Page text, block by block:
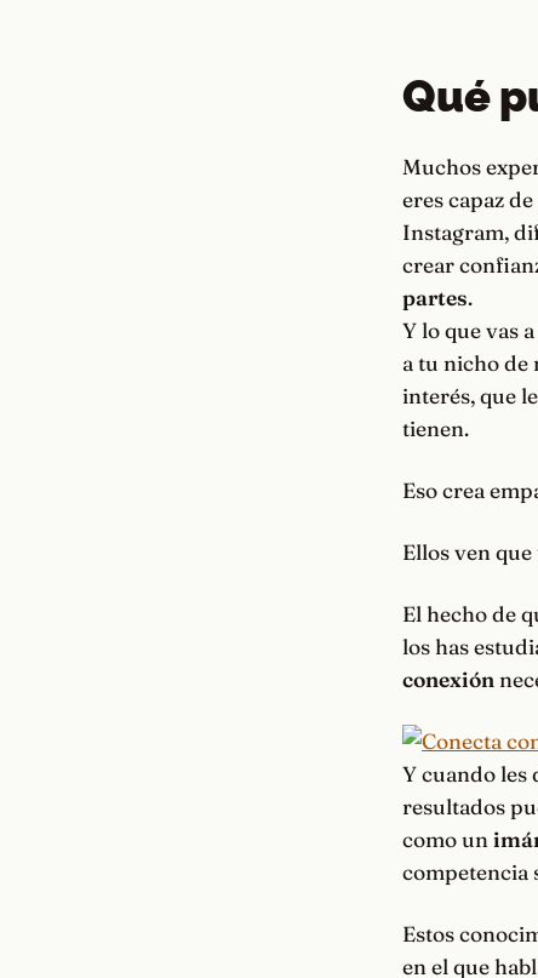
Qué
Muchos
eres capaz de
Instagram,
crear
partes.
Y lo que vas
a tu nicho de
interés, que
tienen.
Eso crea
Ellos ven
El hecho de
los has
conexión
Y cuando les
resultados
como un
competencia
Estos
en el que